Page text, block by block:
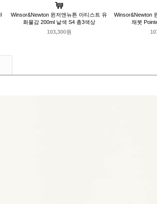
Winsor&Newton 윈저앤뉴튼 아티스트 유
화물감 200ml 낱색 S4 총3색상
103,300원
Winsor&Newton
채붓